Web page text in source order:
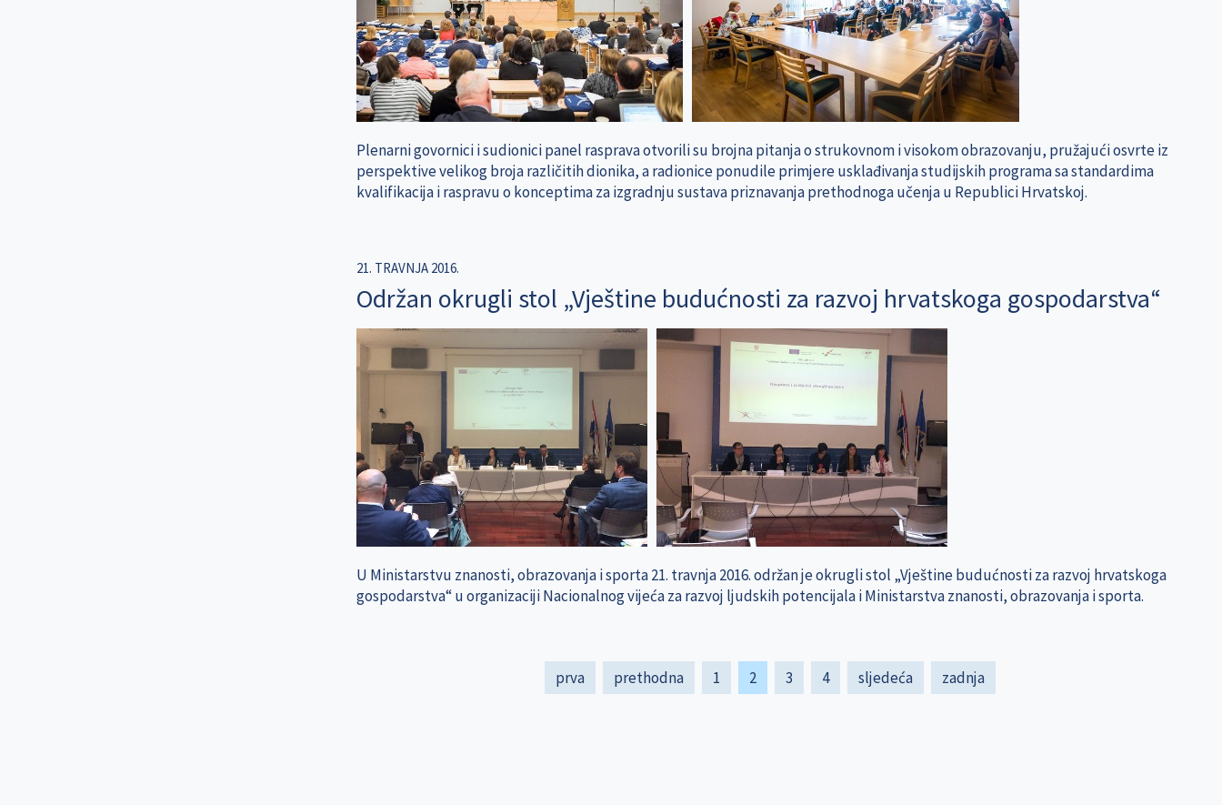
Plenarni govornici i sudionici panel rasprava otvorili su brojna pitanja o strukovnom i visokom obrazovanju, pružajući osvrte iz
perspektive velikog broja različitih dionika, a radionice ponudile primjere usklađivanja studijskih programa sa standardima
kvalifikacija i raspravu o konceptima za izgradnju sustava priznavanja prethodnoga učenja u Republici Hrvatskoj.
21. TRAVNJA 2016.
Održan okrugli stol „Vještine budućnosti za razvoj hrvatskoga gospodarstva“
U Ministarstvu znanosti, obrazovanja i sporta 21. travnja 2016. održan je okrugli stol „Vještine budućnosti za razvoj hrvatskoga
gospodarstva“ u organizaciji Nacionalnog vijeća za razvoj ljudskih potencijala i Ministarstva znanosti, obrazovanja i sporta.
First
page
prva
Previous
page
prethodna Page
1
Current
page
2 Page
3 Page
4
Next
page
sljedeća
Last
page
zadnja